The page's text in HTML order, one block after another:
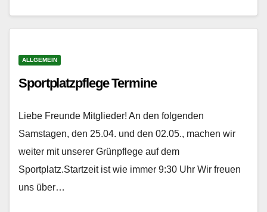
ALLGEMEIN
Sportplatzpflege Termine
Liebe Freunde Mitglieder! An den folgenden
Samstagen, den 25.04. und den 02.05., machen wir
weiter mit unserer Grünpflege auf dem
Sportplatz.Startzeit ist wie immer 9:30 Uhr Wir freuen
uns über…